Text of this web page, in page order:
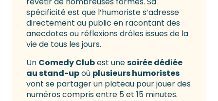
spécificité est que l’humoriste s’adresse
directement au public en racontant des
anecdotes ou réflexions drôles issues de la
vie de tous les jours.
Un Comedy Clubest unesoirée dédiée
au stand-upoù plusieurs humoristes
vont se partager un plateau pour jouer des
numéros compris entre 5 et 15 minutes.